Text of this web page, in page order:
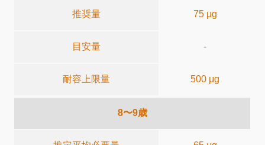
推奨量 75 μg
目安量 -
耐容上限量 500 μg
8〜9歳